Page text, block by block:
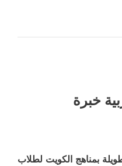
خبرة
بمناهج الكويت لطلاب